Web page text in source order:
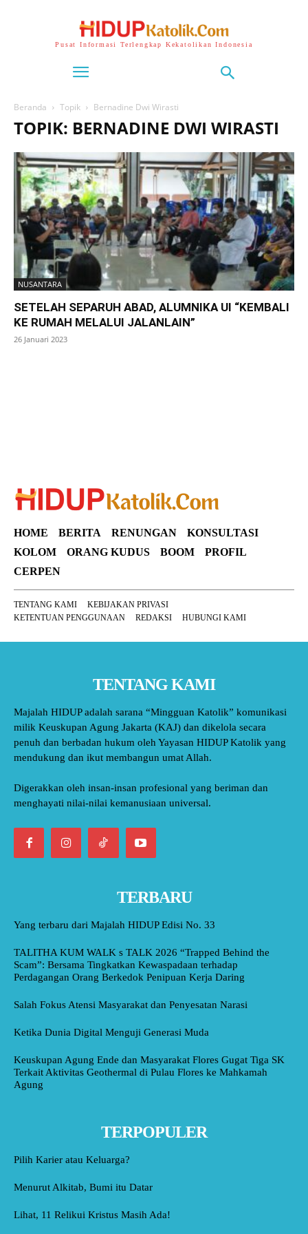
Pusat Informasi Terlengkap Kekatolikan Indonesia
Beranda Topik Bernadine Dwi Wirasti
TOPIK: BERNADINE DWI WIRASTI
NUSANTARA
SETELAH SEPARUH ABAD, ALUMNIKA UI “KEMBALI
KE RUMAH MELALUI JALANLAIN”
26 Januari 2023
HOME BERITA RENUNGAN
KONSULTASI
KOLOM
ORANG KUDUS BOOM
PROFIL
CERPEN
TENTANG KAMI
KEBIJAKAN PRIVASI
KETENTUAN PENGGUNAAN
REDAKSI HUBUNGI KAMI
TENTANG KAMI
Majalah HIDUP adalah sarana “Mingguan Katolik” komunikasi
milik Keuskupan Agung Jakarta (KAJ) dan dikelola secara
penuh dan berbadan hukum oleh Yayasan HIDUP Katolik yang
mendukung dan ikut membangun umat Allah.
Digerakkan oleh insan-insan profesional yang beriman dan
menghayati nilai-nilai kemanusiaan universal.
TERBARU
Yang terbaru dari Majalah HIDUP Edisi No. 33
TALITHA KUM WALK s TALK 2026 “Trapped Behind the
Scam”: Bersama Tingkatkan Kewaspadaan terhadap
Perdagangan Orang Berkedok Penipuan Kerja Daring
Salah Fokus Atensi Masyarakat dan Penyesatan Narasi
Ketika Dunia Digital Menguji Generasi Muda
Keuskupan Agung Ende dan Masyarakat Flores Gugat Tiga SK
Terkait Aktivitas Geothermal di Pulau Flores ke Mahkamah
Agung
TERPOPULER
Pilih Karier atau Keluarga?
Menurut Alkitab, Bumi itu Datar
Lihat, 11 Relikui Kristus Masih Ada!